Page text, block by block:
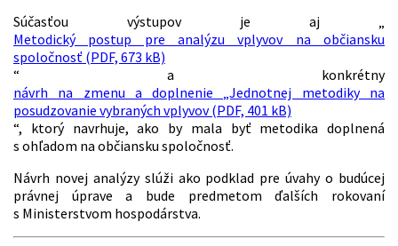
Súčasťou výstupov je aj „
Metodický postup pre analýzu vplyvov na občiansku
spoločnosť (PDF, 673 kB)
“ a konkrétny
návrh na zmenu a doplnenie „Jednotnej metodiky na
posudzovanie vybraných vplyvov (PDF, 401 kB)
“, ktorý navrhuje, ako by mala byť metodika doplnená
s ohľadom na občiansku spoločnosť.
Návrh novej analýzy slúži ako podklad pre úvahy o budúcej
právnej úprave a bude predmetom ďalších rokovaní
s Ministerstvom hospodárstva.